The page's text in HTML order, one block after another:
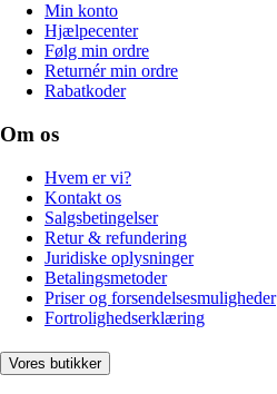
Min konto
Hjælpecenter
Følg min ordre
Returnér min ordre
Rabatkoder
Om os
Hvem er vi?
Kontakt os
Salgsbetingelser
Retur & refundering
Juridiske oplysninger
Betalingsmetoder
Priser og forsendelsesmuligheder
Fortrolighedserklæring
Vores butikker